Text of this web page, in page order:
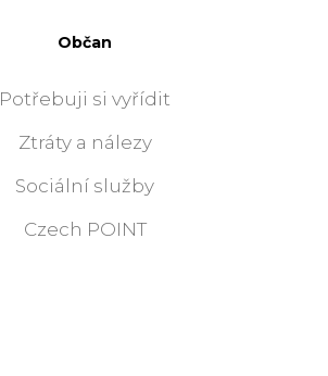
Občan
Potřebuji si vyřídit
Ztráty a nálezy
Sociální služby
Czech POINT